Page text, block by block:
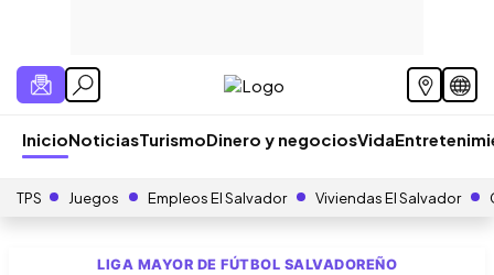
InicioNoticiasTurismoDinero y negociosVida
TPS Juegos Empleos El Salvador Viviendas El Salvador